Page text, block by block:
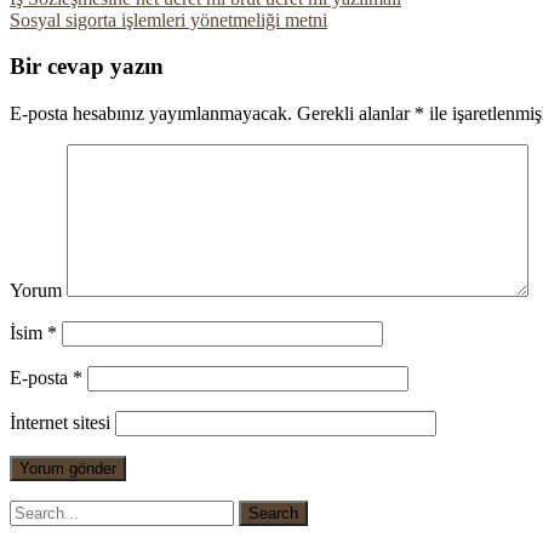
Sosyal sigorta işlemleri yönetmeliği metni
Bir cevap yazın
E-posta hesabınız yayımlanmayacak. Gerekli alanlar * ile
Yorum
İsim *
E-posta *
İnternet sitesi